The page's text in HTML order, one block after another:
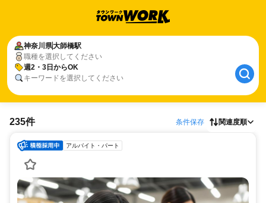
神奈川県大師橋駅
職種を選択してください
週2・3日からOK
キーワードを選択してください
235件 条件保存 関連度順
アルバイト・パート